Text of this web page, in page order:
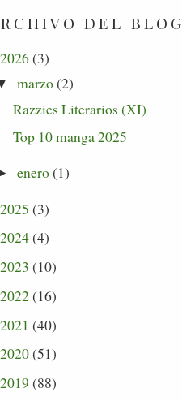
DEL BLOG
2026(3)
marzo(2)
Razzies Literarios (XI)
Top 10 manga 2025
enero(1)
2025 (3)
2024(4)
2023 (10)
2022(16)
2021 (40)
2020(51)
2019 (88)